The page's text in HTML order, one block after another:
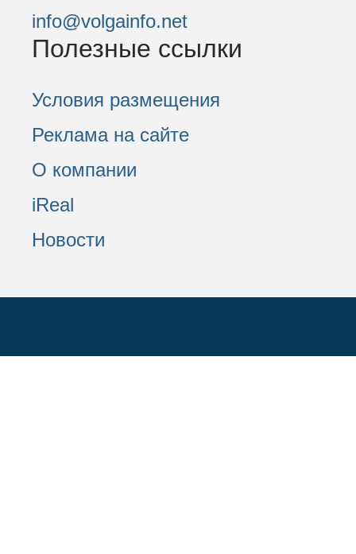
info@volgainfo.net
Полезные ссылки
Условия размещения
Реклама на сайте
О компании
iReal
Новости